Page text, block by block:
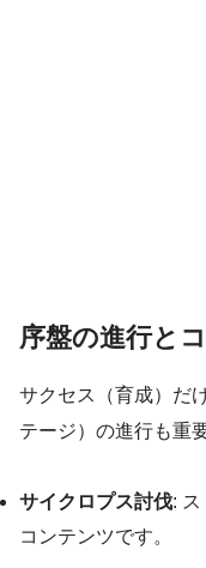
序盤の進行と
サクセス（育成）だ
テージ）の進行も重
サイクロプス討伐:
コンテンツです。